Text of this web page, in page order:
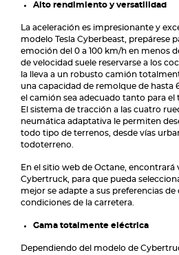
Alto rendimiento y versatilidad
La aceleración es impresionante y
modelo Tesla Cyberbeast, prepárese
emoción del 0 a 100 km/h en menos
de velocidad suele reservarse a los
la lleva a un robusto camión
una capacidad de remolque de hasta
el camión sea adecuado tanto para el
El sistema de tracción a las cuatro
neumática adaptativa le permiten
todo tipo de terrenos, desde vías
todoterreno.
En el sitio web de Octane, encontrará
Cybertruck, para que pueda
mejor se adapte a sus preferencias
condiciones de la carretera.
Gama totalmente eléctrica
Dependiendo del modelo de